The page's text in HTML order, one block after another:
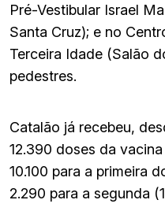
Pré-Vestibular Israel
Santa Cruz); e no
Terceira Idade (Salão
pedestres.
Catalão já recebeu,
12.390 doses da
10.100 para a primeira
2.290 para a segunda